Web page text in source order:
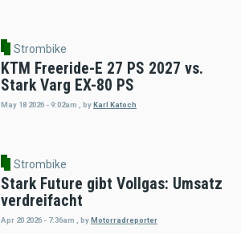
Strombike
KTM Freeride-E 27 PS 2027 vs.
Stark Varg EX-80 PS
May 18 2026 - 9:02am , byKarl Katoch
Strombike
Stark Future gibt Vollgas: Umsatz
verdreifacht
Apr 20 2026 - 7:36am byMotorradreporter